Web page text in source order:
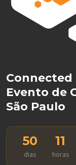
Connected
Evento de
São Paulo
50
dias
11
horas